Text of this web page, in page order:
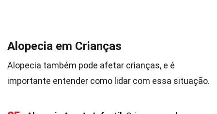
Alopecia em Crianças
Alopecia também pode afetar crianças, e é
importante entender como lidar com essa situação.